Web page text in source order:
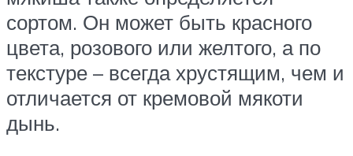
сортом. Он может быть красного
цвета, розового или желтого, а по
текстуре – всегда хрустящим, чем и
отличается от кремовой мякоти
дынь.